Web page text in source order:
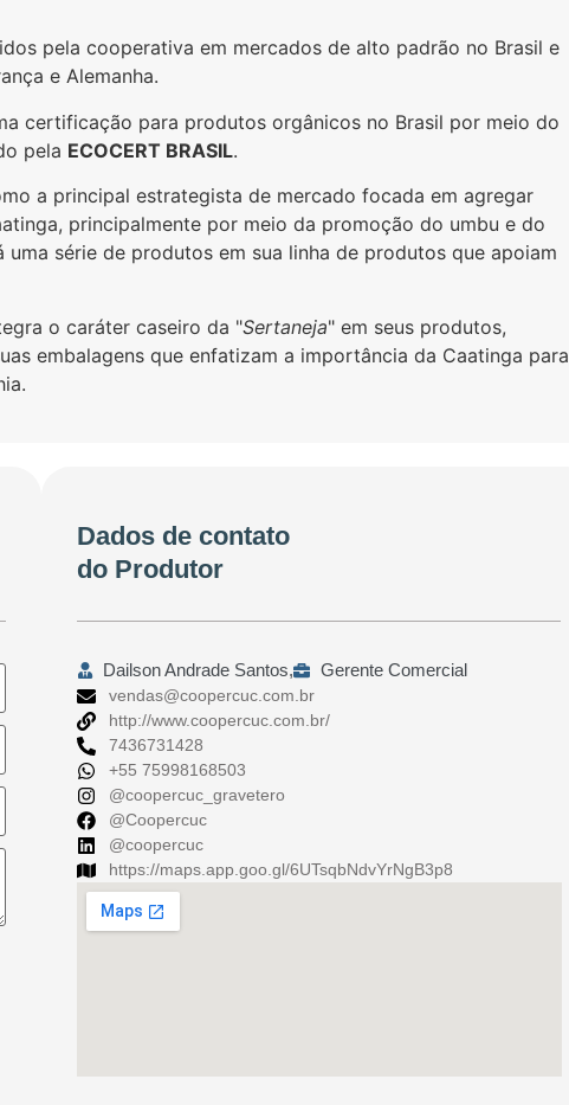
pela cooperativa em mercados de alto padrão no Brasil e
e Alemanha.
certificação para produtos orgânicos no Brasil por meio do
pela ECOCERT BRASIL.
a principal estrategista de mercado focada em agregar
principalmente por meio da promoção do umbu e do
uma série de produtos em sua linha de produtos que apoiam
o caráter caseiro da "Sertaneja" em seus produtos,
embalagens que enfatizam a importância da Caatinga para
Dados de contato
do Produtor
Dailson Andrade Santos, Gerente Comercial
vendas@coopercuc.com.br
http://www.coopercuc.com.br/
7436731428
+55 75998168503
@coopercuc_gravetero
@Coopercuc
@coopercuc
https://maps.app.goo.gl/6UTsqbNdvYrNgB3p8